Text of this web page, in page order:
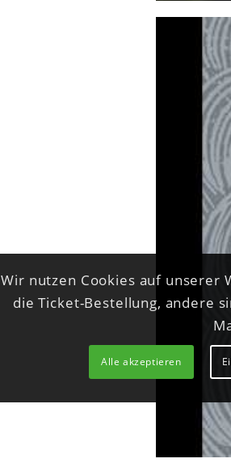
Wir nutzen Cookies auf unserer
die Ticket-Bestellung, andere
Alle akzeptieren